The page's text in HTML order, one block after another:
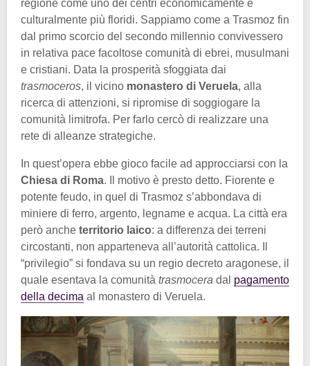
regione come uno dei centri economicamente e
culturalmente più floridi. Sappiamo come a Trasmoz fin
dal primo scorcio del secondo millennio convivessero
in relativa pace facoltose comunità di ebrei, musulmani
e cristiani. Data la prosperità sfoggiata dai
trasmoceros, il vicino monastero di Veruela, alla
ricerca di attenzioni, si ripromise di soggiogare la
comunità limitrofa. Per farlo cercò di realizzare una
rete di alleanze strategiche.
In quest’opera ebbe gioco facile ad approcciarsi con la
Chiesa di Roma. Il motivo è presto detto. Fiorente e
potente feudo, in quel di Trasmoz s’abbondava di
miniere di ferro, argento, legname e acqua. La città era
però anche territorio laico: a differenza dei terreni
circostanti, non apparteneva all’autorità cattolica. Il
“privilegio” si fondava su un regio decreto aragonese, il
quale esentava la comunità trasmocera dal pagamento
della decima al monastero di Veruela.